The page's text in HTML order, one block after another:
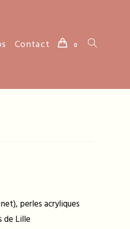
Contact 0 Toggle
perles acryliques
de Lille